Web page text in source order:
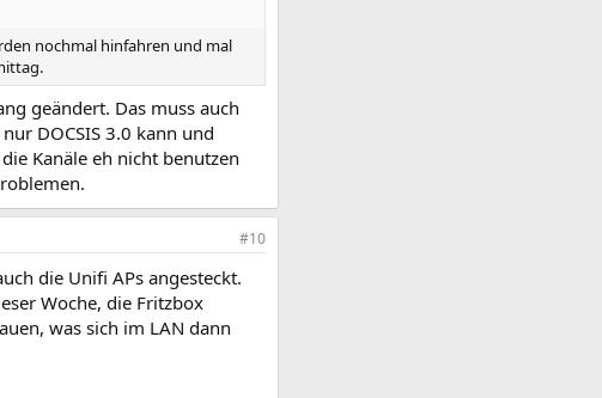
nochmal hinfahren und mal
geändert. Das muss auch
DOCSIS 3.0 kann und
Kanäle eh nicht benutzen
#10
die Unifi APs angesteckt.
Woche, die Fritzbox
was sich im LAN dann